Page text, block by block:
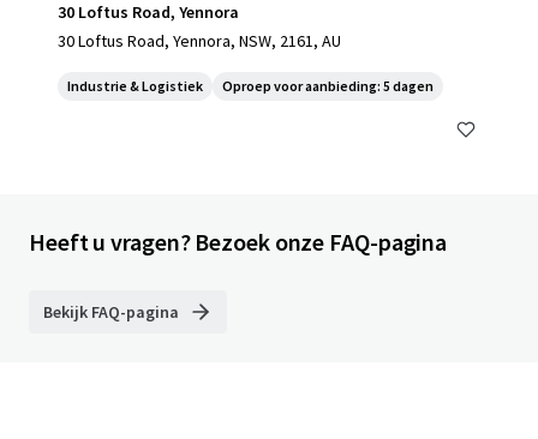
30 Loftus Road, Yennora
30 Loftus Road, Yennora, NSW, 2161, AU
Industrie & Logistiek Oproep voor aanbieding: 5 dagen
Heeft u vragen? Bezoek onze FAQ-pagina
Bekijk FAQ-pagina